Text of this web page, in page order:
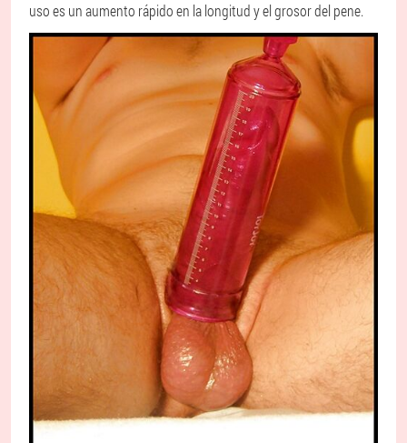
uso es un aumento rápido en la longitud y el grosor del pene.